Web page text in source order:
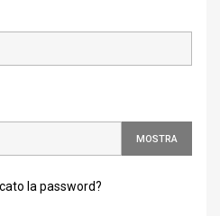
MOSTRA
la password?